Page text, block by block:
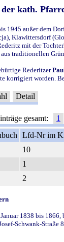
der kath.
1945 außer dem
Klawittersdorf
mit der
traditionellen
Rederitzer
korrigiert worden.
Detail
gesamt: 1
Lfd-Nr im
10
1
2
1838 bis
Schwank-